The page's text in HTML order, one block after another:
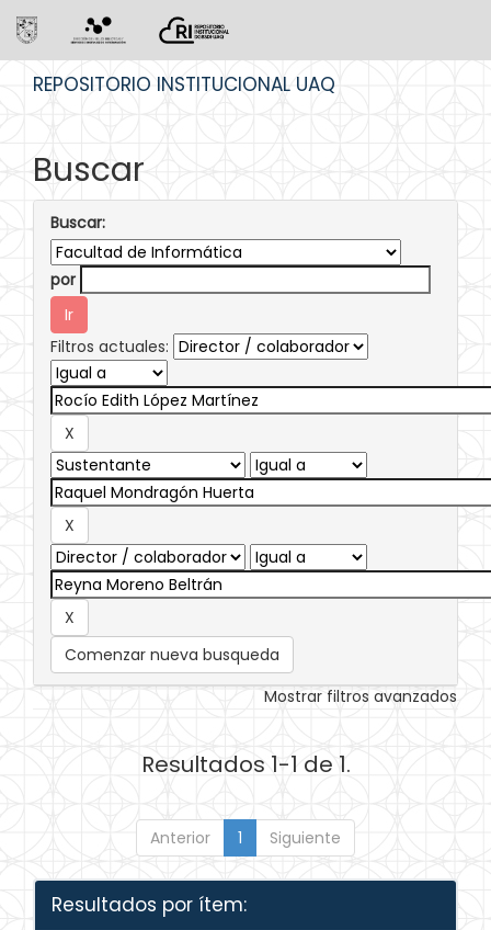
REPOSITORIO INSTITUCIONAL UAQ
Buscar
Buscar:
por
Filtros actuales:
Comenzar nueva busqueda
Mostrar filtros avanzados
Resultados 1-1 de 1.
Anterior 1 Siguiente
Resultados por ítem: